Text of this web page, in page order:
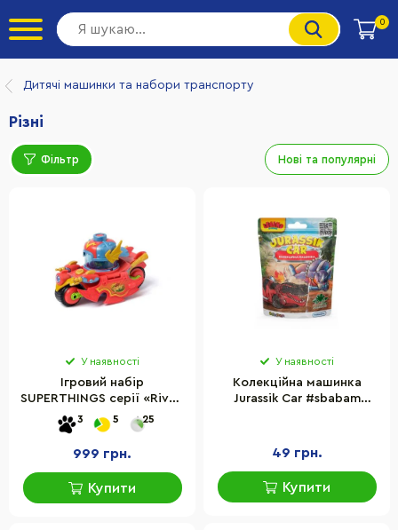
0
Дитячі машинки та набори транспорту
Різні
Фільтр Нові та популярні
У наявності
Ігровий набір
SUPERTHINGS серії «Rivals
of Kaboom» – ШАЛЕНА
ШВИДКІСТЬ PSTSP112IN60
3 5 25
999 грн.
Купити
У наявності
Колекційна машинка
Jurassik Car #sbabam
49 грн.
Купити